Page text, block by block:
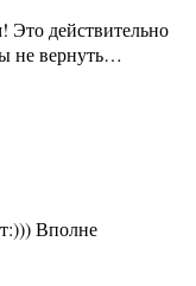
Это действительно
не вернуть…
Вполне